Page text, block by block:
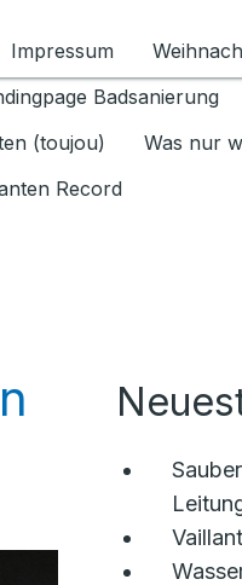
für Datenschutz
Impressum
Badsanierung
(toujou) Was nur
Record